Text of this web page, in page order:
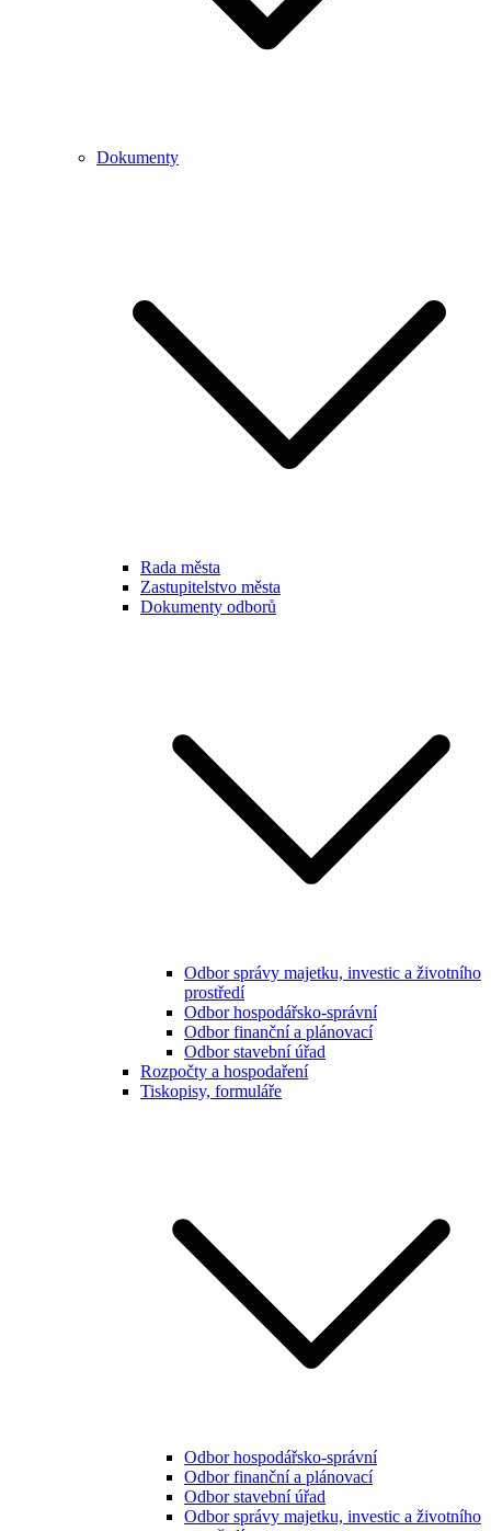
Dokumenty
Rada města
Zastupitelstvo města
Dokumenty odborů
Odbor správy majetku, investic a životního
prostředí
Odbor hospodářsko-správní
Odbor finanční a plánovací
Odbor stavební úřad
Rozpočty a hospodaření
Tiskopisy, formuláře
Odbor hospodářsko-správní
Odbor finanční a plánovací
Odbor stavební úřad
Odbor správy majetku, investic a životního